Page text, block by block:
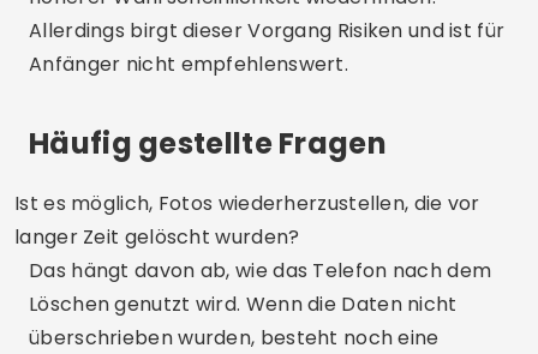
Allerdings birgt dieser Vorgang Risiken und ist für
Anfänger nicht empfehlenswert.
Häufig gestellte Fragen
Ist es möglich, Fotos wiederherzustellen, die vor
langer Zeit gelöscht wurden?
Das hängt davon ab, wie das Telefon nach dem
Löschen genutzt wird. Wenn die Daten nicht
überschrieben wurden, besteht noch eine